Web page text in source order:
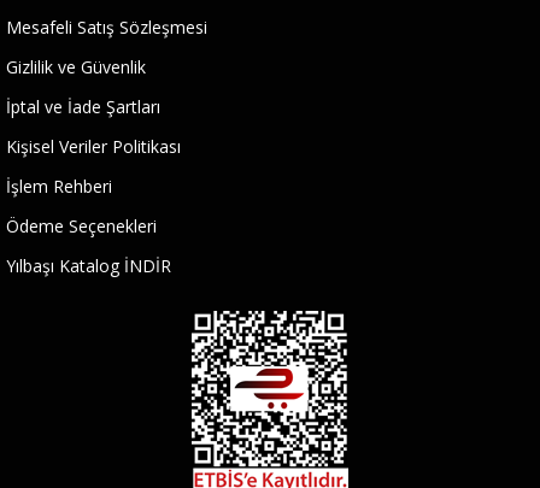
Mesafeli Satış Sözleşmesi
Gizlilik ve Güvenlik
İptal ve İade Şartları
Kişisel Veriler Politikası
İşlem Rehberi
Ödeme Seçenekleri
Yılbaşı Katalog İNDİR